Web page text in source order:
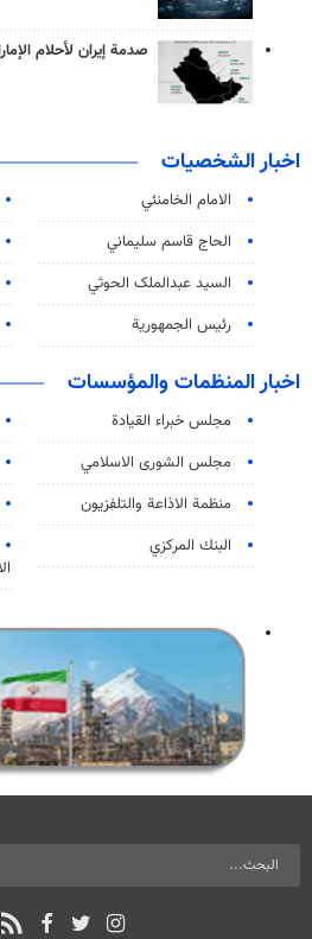
صدمة إيران لأحلام
اخبار الشخصيات
الامام الخامنئي
الحاج قاسم سليماني
السید عبدالملک الحوثي
رئيس الجمهورية
اخبار المنظمات والمؤسسات
مجلس خبراء القيادة
مجلس الشورى الاسلامي
منظمة الاذاعة والتلفزیون
البنك المركزي